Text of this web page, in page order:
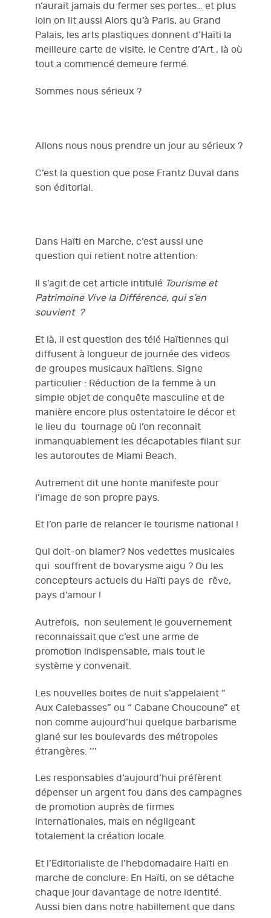
n’aurait jamais du fermer ses portes… et plus
loin on lit aussi Alors qu’à Paris, au Grand
Palais, les arts plastiques donnent d’Haïti la
meilleure carte de visite, le Centre d’Art , là où
tout a commencé demeure fermé.
Sommes nous sérieux ?
Allons nous nous prendre un jour au sérieux ?
C’est la question que pose Frantz Duval dans
son éditorial.
Dans Haïti en Marche, c’est aussi une
question qui retient notre attention:
Il s’agit de cet article intitulé Tourisme et
Patrimoine Vive la Différence, qui s’en
souvient ?
Et là, il est question des télé Haïtiennes qui
diffusent à longueur de journée des videos
de groupes musicaux haïtiens. Signe
particulier : Réduction de la femme à un
simple objet de conquête masculine et de
manière encore plus ostentatoire le décor et
le lieu du tournage où l’on reconnait
inmanquablement les décapotables filant sur
les autoroutes de Miami Beach.
Autrement dit une honte manifeste pour
l’image de son propre pays.
Et l’on parle de relancer le tourisme national !
Qui doit-on blamer? Nos vedettes musicales
qui souffrent de bovarysme aigu ? Ou les
concepteurs actuels du Haïti pays de rêve,
pays d’amour !
Autrefois, non seulement le gouvernement
reconnaissait que c’est une arme de
promotion indispensable, mais tout le
système y convenait.
Les nouvelles boites de nuit s’appelaient “
Aux Calebasses” ou “ Cabane Choucoune” et
non comme aujourd’hui quelque barbarisme
glané sur les boulevards des métropoles
étrangères. ‘’’
Les responsables d’aujourd’hui préfèrent
dépenser un argent fou dans des campagnes
de promotion auprès de firmes
internationales, mais en négligeant
totalement la création locale.
Et l’Editorialiste de l’hebdomadaire Haïti en
marche de conclure: En Haïti, on se détache
chaque jour davantage de notre identité.
Aussi bien dans notre habillement que dans